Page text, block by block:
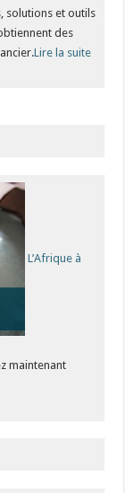
solutions et outils
des
Lire la suite
L’Afrique à
maintenant